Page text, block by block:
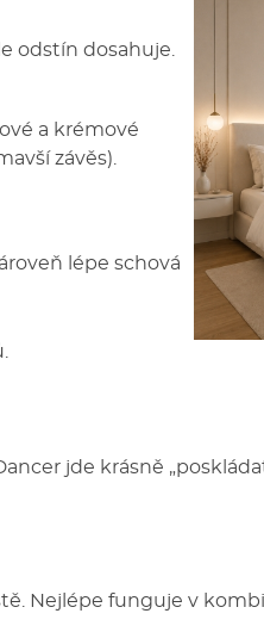
odstín dosahuje.
a krémové
závěs).
lépe schová
jde krásně
Nejlépe funguje v